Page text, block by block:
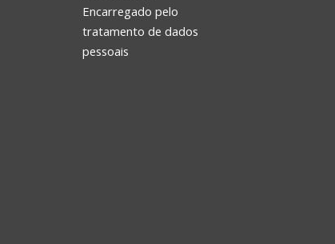
Encarregado pelo
tratamento de dados
pessoais